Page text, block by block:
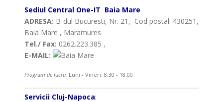
Sediul Central One-IT Baia Mare
ADRESA: B-dul Bucuresti, Nr. 21, Cod postal: 430251,
Baia Mare , Maramures
Tel./ Fax: 0262.223.385 ,
E-MAIL:
Program de lucru: Luni - Vineri: 8:30 - 18:00
Servicii Cluj-Napoca: